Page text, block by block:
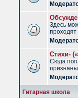
Здесь
Стихи-
Сюда
Гитарная школа